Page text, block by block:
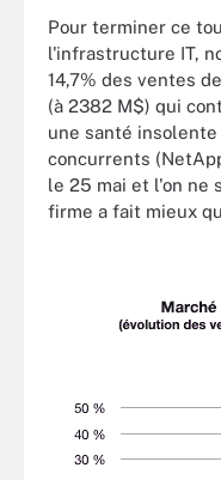
Pour terminer ce
l'infrastructure IT,
14,7% des ventes
(à 2382 M$) qui
une santé
concurrents
le 25 mai et l'on ne
firme a fait mieux